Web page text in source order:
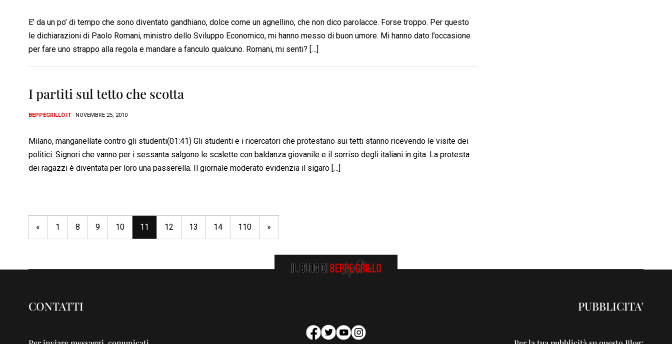
E’ da un po’ di tempo che sono diventato gandhiano, dolce come un agnellino, che non dico parolacce. Forse troppo. Per questo
le dichiarazioni di Paolo Romani, ministro dello Sviluppo Economico, mi hanno messo di buon umore. Mi hanno dato l’occasione
per fare uno strappo alla regola e mandare a fanculo qualcuno. Romani, mi senti? […]
I partiti sul tetto che scotta
BEPPEGRILLO.IT - NOVEMBRE 25, 2010
Milano, manganellate contro gli studenti(01:41) Gli studenti e i ricercatori che protestano sui tetti stanno ricevendo le visite dei
politici. Signori che vanno per i sessanta salgono le scalette con baldanza giovanile e il sorriso degli italiani in gita. La protesta
dei ragazzi è diventata per loro una passerella. Il giornale moderato evidenzia il sigaro […]
« 1 8 9 10 11 12 13 14 110 »
CONTATTI PUBBLICITA'